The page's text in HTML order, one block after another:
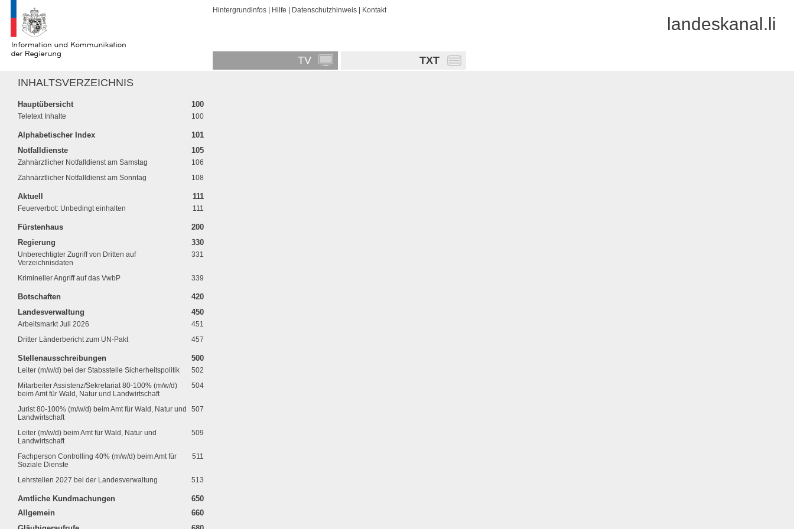
Hintergrundinfos Hilfe Datenschutzhinweis Kontakt
landeskanal.li
TV
TXT
INHALTSVERZEICHNIS
100
Hauptübersicht
100
Teletext Inhalte
101
Alphabetischer Index
105
Notfalldienste
106
Zahnärztlicher Notfalldienst am Samstag
108
Zahnärztlicher Notfalldienst am Sonntag
111
Aktuell
111
Feuerverbot: Unbedingt einhalten
200
Fürstenhaus
330
Regierung
331
Unberechtigter Zugriff von Dritten auf
Verzeichnisdaten
339
Krimineller Angriff auf das VwbP
420
Botschaften
450
Landesverwaltung
451
Arbeitsmarkt Juli 2026
457
Dritter Länderbericht zum UN-Pakt
500
Stellenausschreibungen
502
Leiter (m/w/d) bei der Stabsstelle Sicherheitspolitik
504
Mitarbeiter Assistenz/Sekretariat 80-100% (m/w/d)
beim Amt für Wald, Natur und Landwirtschaft
507
Jurist 80-100% (m/w/d) beim Amt für Wald, Natur und
Landwirtschaft
509
Leiter (m/w/d) beim Amt für Wald, Natur und
Landwirtschaft
511
Fachperson Controlling 40% (m/w/d) beim Amt für
Soziale Dienste
513
Lehrstellen 2027 bei der Landesverwaltung
650
Amtliche Kundmachungen
660
Allgemein